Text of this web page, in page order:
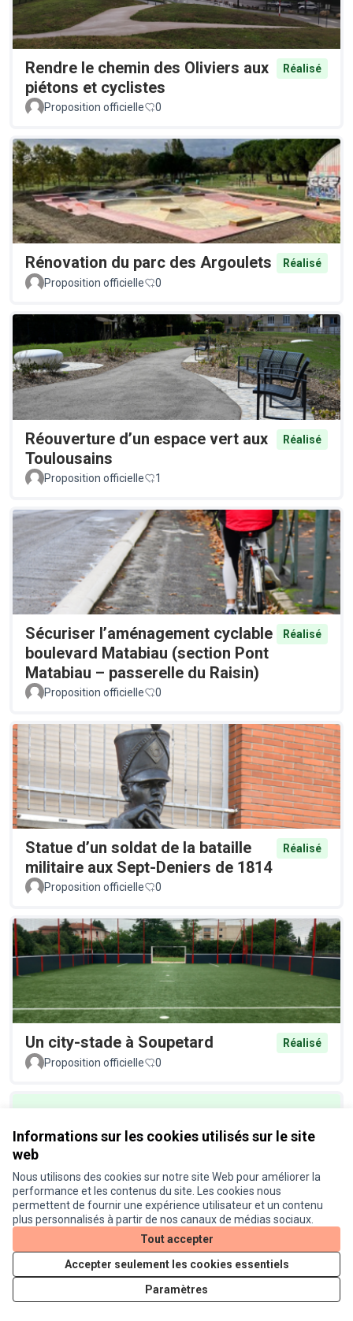
Informations sur les cookies utilisés sur le site
web
Nous utilisons des cookies sur notre site Web pour améliorer la
performance et les contenus du site. Les cookies nous
permettent de fournir une expérience utilisateur et un contenu
plus personnalisés à partir de nos canaux de médias sociaux.
Tout accepter
Accepter seulement les cookies essentiels
Paramètres
Rendre le chemin des Oliviers aux
piétons et cyclistes
Réalisé
Proposition officielle 0
Rénovation du parc des Argoulets
Réalisé
Proposition officielle
0
Réouverture d’un espace vert aux
Toulousains
Réalisé
Proposition officielle 1
Sécuriser l’aménagement cyclable
boulevard Matabiau (section Pont
Matabiau – passerelle du Raisin)
Réalisé
Proposition officielle 0
Statue d’un soldat de la bataille
militaire aux Sept-Deniers de 1814
Réalisé
Proposition officielle 0
Un city-stade à Soupetard
Réalisé
Proposition officielle
0
Un éclairage plus écologique au
Réalisé
Proposition officielle